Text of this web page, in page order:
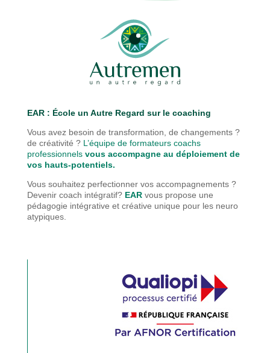
EAR : École un Autre Regard sur le coaching
Vous avez besoin de transformation, de changements ?
de créativité ? L’équipe de formateurs coachs
professionnels vous accompagne au déploiement de
vos hauts-potentiels.
Vous souhaitez perfectionner vos accompagnements ?
Devenir coach intégratif? EAR vous propose une
pédagogie intégrative et créative unique pour les neuro
atypiques.